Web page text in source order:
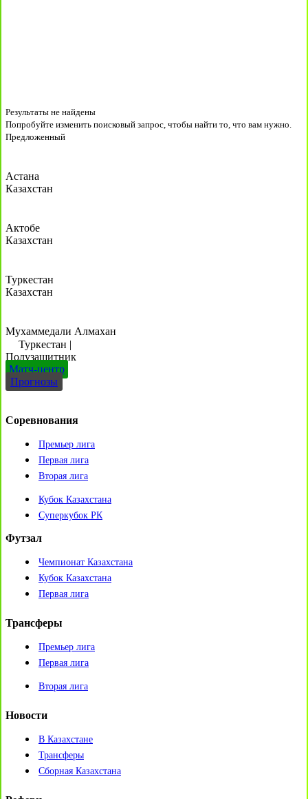
Результаты не найдены
Попробуйте изменить поисковый запрос, чтобы найти то, что вам нужно.
Предложенный
Астана
Казахстан
Актобе
Казахстан
Туркестан
Казахстан
Мухаммедали Алмахан
Туркестан |
Полузащитник
Матч-центр
Прогнозы
Соревнования
Премьер лига
Первая лига
Вторая лига
Кубок Казахстана
Суперкубок РК
Футзал
Чемпионат Казахстана
Кубок Казахстана
Первая лига
Трансферы
Премьер лига
Первая лига
Вторая лига
Новости
В Казахстане
Трансферы
Сборная Казахстана